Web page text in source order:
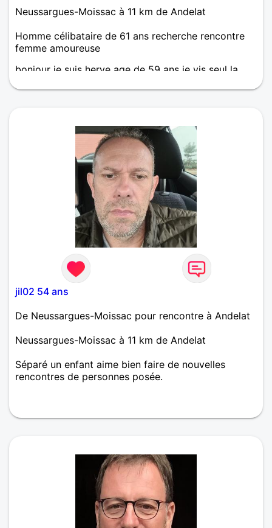
Neussargues-Moissac à 11 km de Andelat
Homme célibataire de 61 ans recherche rencontre
femme amoureuse
bonjour je suis herve age de 59 ans je vis seul la
compagne pour briser la solitude et pouvoir
ni je fume j aime les ballades la nature le resto le vtt
visiter des regions la mer la montagne les lotos etc..
je recherche vraiment une relation serieuse et
durable j habite a neussargues. a tres bientot.
jil02 54 ans
De Neussargues-Moissac pour rencontre à Andelat
Neussargues-Moissac à 11 km de Andelat
Séparé un enfant aime bien faire de nouvelles
rencontres de personnes posée.